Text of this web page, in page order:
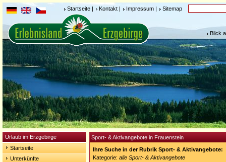
Startseite | Kontakt | Impressum | Sitemap
Blick
Urlaub im Erzgebirge
Startseite
Unterkünfte
Sport- & Aktivangebote in Frauenstein
Ihre Suche in der Rubrik Sport- & Aktivangebote:
Kategorie: alle Sport- & Aktivangebote